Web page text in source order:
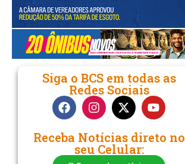
Siga o BCS em todas as
Redes Sociais
Receba Notícias direto no
seu Celular: